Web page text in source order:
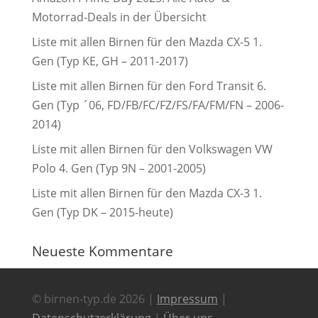
Motorrad-Deals in der Übersicht
Liste mit allen Birnen für den Mazda CX-5 1.
Gen (Typ KE, GH – 2011-2017)
Liste mit allen Birnen für den Ford Transit 6.
Gen (Typ ´06, FD/FB/FC/FZ/FS/FA/FM/FN – 2006-
2014)
Liste mit allen Birnen für den Volkswagen VW
Polo 4. Gen (Typ 9N – 2001-2005)
Liste mit allen Birnen für den Mazda CX-3 1.
Gen (Typ DK – 2015-heute)
Neueste Kommentare
© birnen-typ.de 2026 | Impressum |